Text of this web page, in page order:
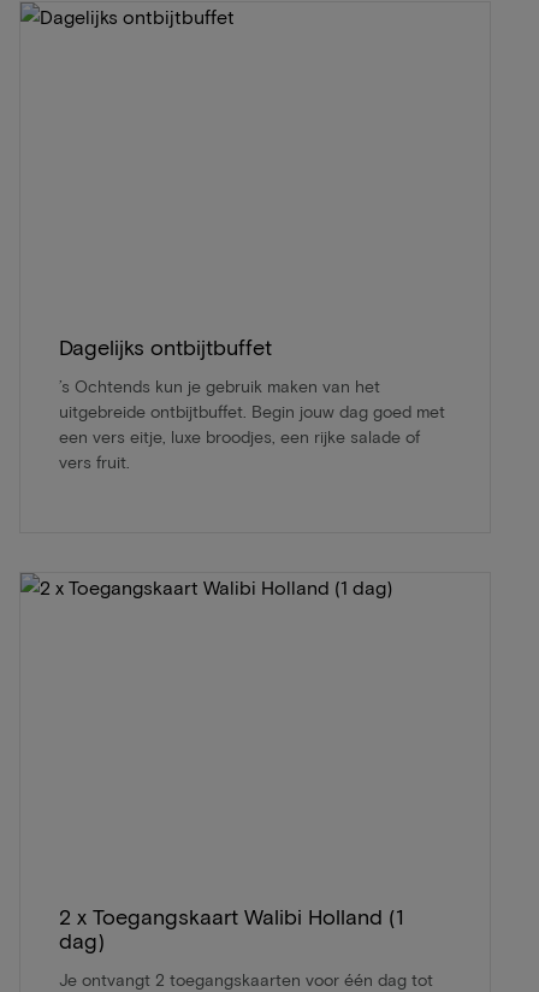
Dagelijks ontbijtbuffet
’s Ochtends kun je gebruik maken van het
uitgebreide ontbijtbuffet. Begin jouw dag goed met
een vers eitje, luxe broodjes, een rijke salade of
vers fruit.
2 x Toegangskaart Walibi Holland (1
dag)
Je ontvangt 2 toegangskaarten voor één dag tot